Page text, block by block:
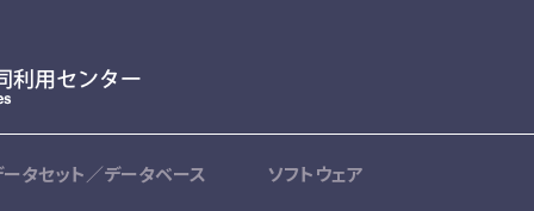
ータセット／データベース ソフトウェア